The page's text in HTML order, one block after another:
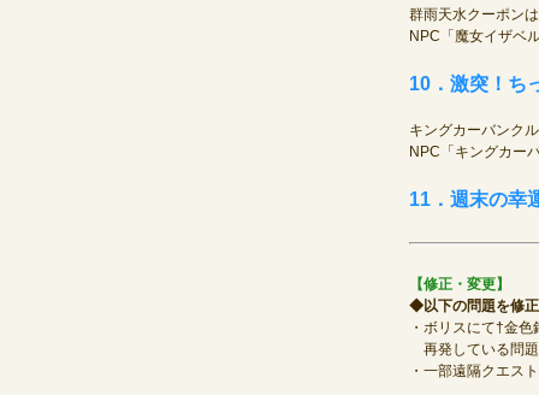
群雨天水クーポン
NPC「魔女イザベ
10．激突！ち
キングカーバンク
NPC「キングカー
11．週末の幸
【修正・変更】
◆以下の問題を修
・ボリスにて†金
再発している問
・一部遠隔クエス